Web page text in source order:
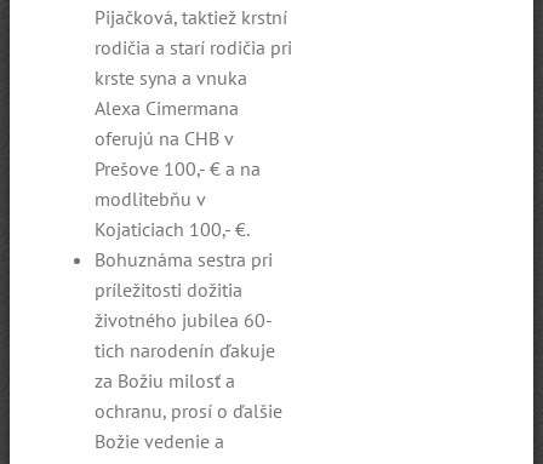
Pijačková, taktiež krstní
rodičia a starí rodičia pri
krste syna a vnuka
Alexa Cimermana
oferujú na CHB v
Prešove 100,- € a na
modlitebňu v
Kojaticiach 100,- €.
Bohuznáma sestra pri
príležitosti dožitia
životného jubilea 60-
tich narodenín ďakuje
za Božiu milosť a
ochranu, prosí o ďalšie
Božie vedenie a